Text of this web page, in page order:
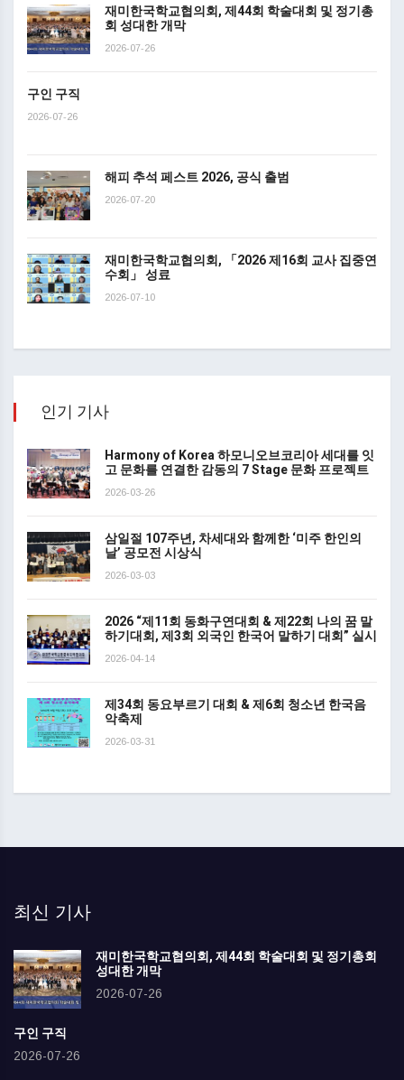
재미한국학교협의회, 제44회 학술대회 및 정기총
회 성대한 개막
2026-07-26
구인 구직
2026-07-26
해피 추석 페스트 2026, 공식 출범
2026-07-20
재미한국학교협의회, 「2026 제16회 교사 집중연
수회」 성료
2026-07-10
인기 기사
Harmony of Korea 하모니오브코리아 세대를 잇
고 문화를 연결한 감동의 7 Stage 문화 프로젝트
2026-03-26
삼일절 107주년, 차세대와 함께한 ‘미주 한인의
날’ 공모전 시상식
2026-03-03
2026 “제11회 동화구연대회 & 제22회 나의 꿈 말
하기대회, 제3회 외국인 한국어 말하기 대회” 실시
2026-04-14
제34회 동요부르기 대회 & 제6회 청소년 한국음
악축제
2026-03-31
최신 기사
재미한국학교협의회, 제44회 학술대회 및 정기총회
성대한 개막
2026-07-26
구인 구직
2026-07-26